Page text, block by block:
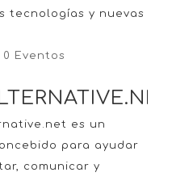
tecnologías y nuevas
0 Eventos
es un
para ayudar
comunicar y